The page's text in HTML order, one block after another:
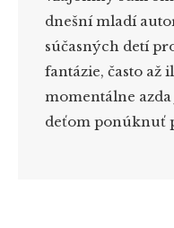
dnešní mladí
súčasných detí
fantázie, často až
momentálne
deťom ponúknuť